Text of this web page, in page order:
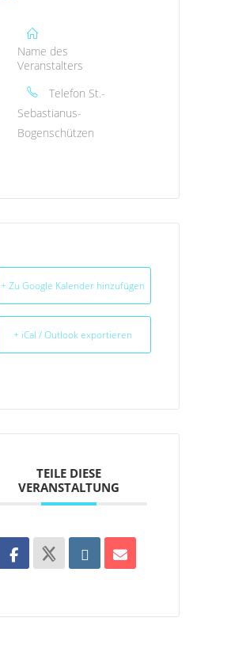
Name des
Veranstalters
Telefon St.-
Sebastianus-
Bogenschützen
+ Zu Google Kalender hinzufügen
+ iCal / Outlook exportieren
TEILE DIESE
VERANSTALTUNG